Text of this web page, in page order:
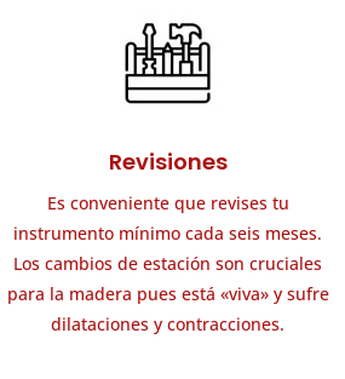
Revisiones
Es conveniente que revises tu
instrumento mínimo cada seis meses.
Los cambios de estación son cruciales
para la madera pues está «viva» y sufre
dilataciones y contracciones.